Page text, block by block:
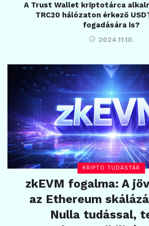
A Trust Wallet kriptotárca
TRC20 hálózaton érkező
fogadására is?
2024.11.10.
KRIPTO TUDÁSTÁR
zkEVM fogalma: A
az Ethereum
Nulla tudással,